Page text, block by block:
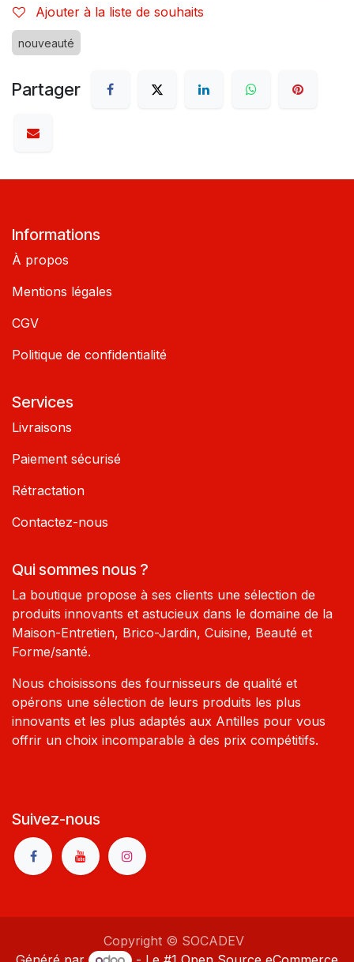
Ajouter à la liste de souhaits
nouveauté
Partager
Informations
À propos
Mentions légales
CGV
Politique de confidentialité
Services
Livraisons
Paiement sécurisé
Rétractation
Contactez-nous
Qui sommes nous ?
La boutique propose à ses clients une sélection de
produits innovants et astucieux dans le domaine de la
Maison-Entretien, Brico-Jardin, Cuisine, Beauté et
Forme/santé.
Nous choisissons des fournisseurs de qualité et
opérons une sélection de leurs produits les plus
innovants et les plus adaptés aux Antilles pour vous
offrir un choix incomparable à des prix compétitifs.
Suivez-nous
Copyright © SOCADEV